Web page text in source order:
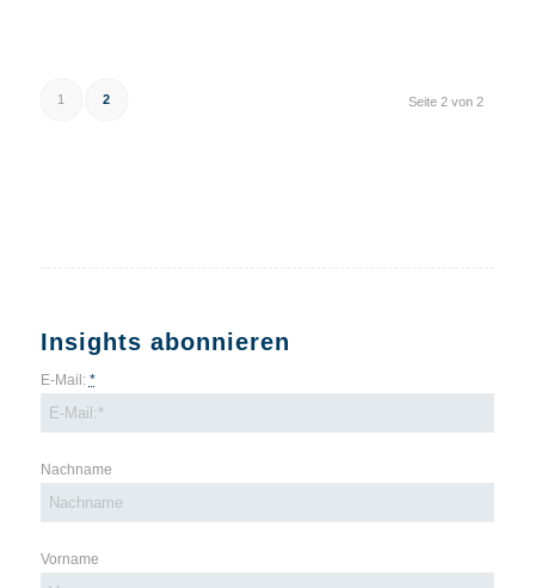
Seite 2 von 2
1 2
Insights abonnieren
E-Mail: *
Nachname
Vorname